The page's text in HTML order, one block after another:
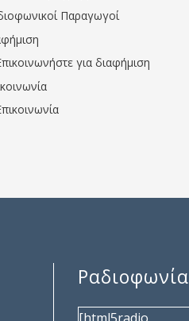
Παραγωγοί
για διαφήμιση
Ραδιοφωνία